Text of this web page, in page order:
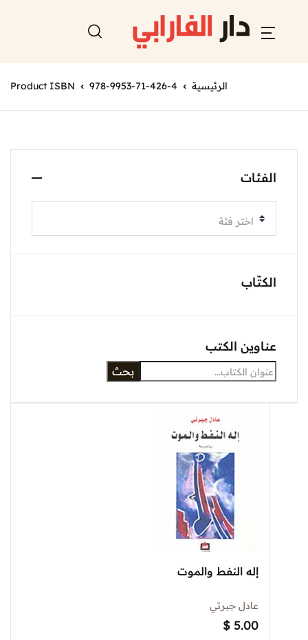
الرئيسية Product ISBN 978-9953-71-426-4
إله النفط والموت
عادل جبرتي
$ 5.00
الفئات
اختر فئة
الكتّاب
عناوين الكتب
بحث